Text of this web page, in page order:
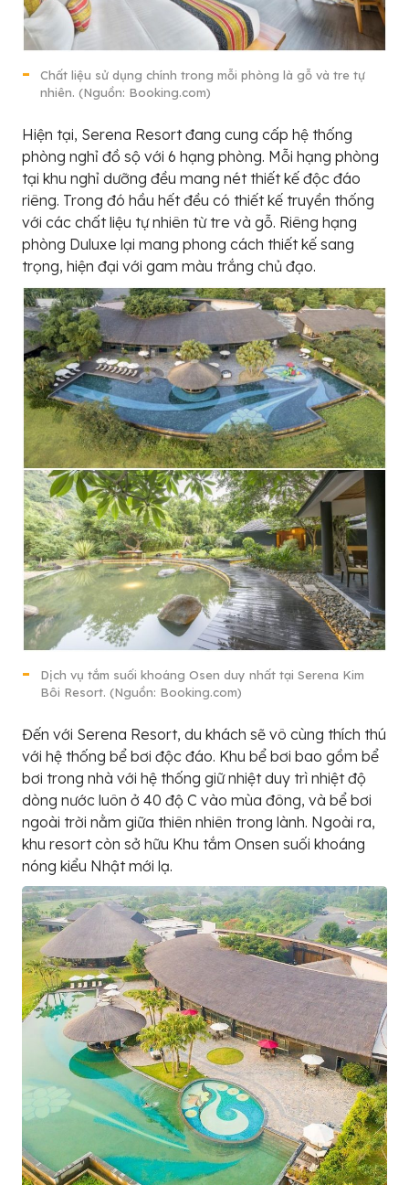
Chất liệu sử dụng chính trong mỗi phòng là gỗ và tre tự
nhiên. (Nguồn: Booking.com)
Hiện tại, Serena Resort đang cung cấp hệ thống
phòng nghỉ đồ sộ với 6 hạng phòng. Mỗi hạng phòng
tại khu nghỉ dưỡng đều mang nét thiết kế độc đáo
riêng. Trong đó hầu hết đều có thiết kế truyền thống
với các chất liệu tự nhiên từ tre và gỗ. Riêng hạng
phòng Duluxe lại mang phong cách thiết kế sang
trọng, hiện đại với gam màu trắng chủ đạo.
Dịch vụ tắm suối khoáng Osen duy nhất tại Serena Kim
Bôi Resort. (Nguồn: Booking.com)
Đến với Serena Resort, du khách sẽ vô cùng thích thú
với hệ thống bể bơi độc đáo. Khu bể bơi bao gồm bể
bơi trong nhà với hệ thống giữ nhiệt duy trì nhiệt độ
dòng nước luôn ở 40 độ C vào mùa đông, và bể bơi
ngoài trời nằm giữa thiên nhiên trong lành. Ngoài ra,
khu resort còn sở hữu Khu tắm Onsen suối khoáng
nóng kiểu Nhật mới lạ.